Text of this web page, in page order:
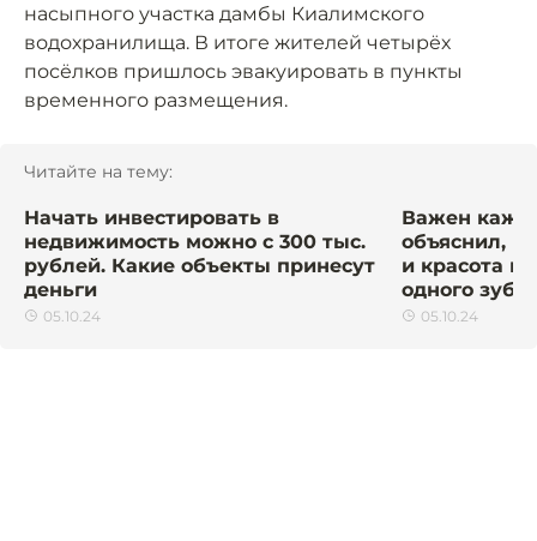
насыпного участка дамбы Киалимского
водохранилища. В итоге жителей четырёх
посёлков пришлось эвакуировать в пункты
временного размещения.
Читайте на тему:
Начать инвестировать в
недвижимость можно с 300 тыс.
рублей. Какие объекты принесут
деньги
05.10.24
Важен
объяснил,
и красота
одного зуба
05.10.24